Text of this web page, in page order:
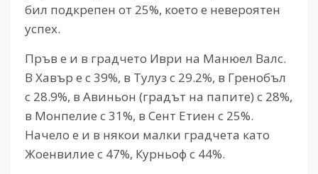
бил подкрепен от 25%, което е невероятен
успех.
Пръв е и в градчето Иври на Манюел Валс.
В Хавър е с 39%, в Тулуз с 29.2%, в Гренобъл
с 28.9%, в Авиньон (градът на папите) с 28%,
в Монпелие с 31%, в Сент Етиен с 25%.
Начело е и в някои малки градчета като
Жоенвилие с 47%, Курньоф с 44%.